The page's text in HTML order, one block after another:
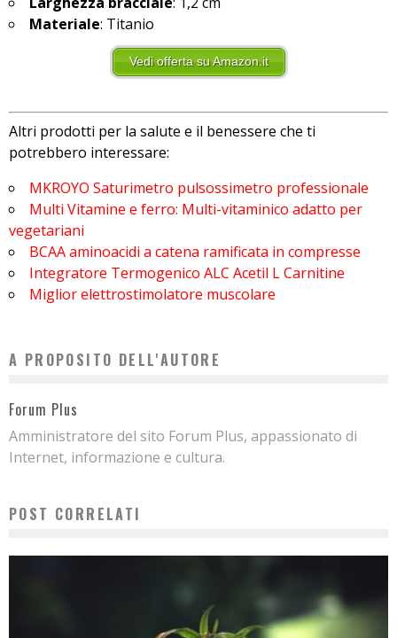
Materiale: Titanio
Vedi offerta su Amazon.it
Altri prodotti per la salute e il benessere che ti
potrebbero interessare:
MKROYO Saturimetro pulsossimetro professionale
Multi Vitamine e ferro: Multi-vitaminico adatto per
vegetariani
BCAA aminoacidi a catena ramificata in compresse
Integratore Termogenico ALC Acetil L Carnitine
Miglior elettrostimolatore muscolare
A PROPOSITO DELL'AUTORE
Forum Plus
Amministratore del sito Forum Plus, appassionato di
Internet, informazione e cultura.
POST CORRELATI